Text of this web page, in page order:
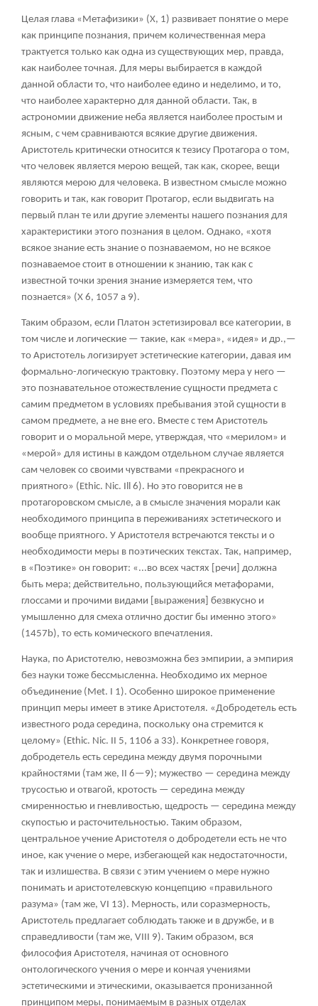
Целая глава «Метафизики» (X, 1) развивает понятие о мере
как принципе познания, причем количественная мера
трактуется только как одна из существующих мер, правда,
как наиболее точная. Для меры выбирается в каждой
данной области то, что наиболее едино и неделимо, и то,
что наиболее характерно для данной области. Так, в
астрономии движение неба является наиболее простым и
ясным, с чем сравниваются всякие другие движения.
Аристотель критически относится к тезису Протагора о том,
что человек является мерою вещей, так как, скорее, вещи
являются мерою для человека. В известном смысле можно
говорить и так, как говорит Протагор, если выдвигать на
первый план те или другие элементы нашего познания для
характеристики этого познания в целом. Однако, «хотя
всякое знание есть знание о познаваемом, но не всякое
познаваемое стоит в отношении к знанию, так как с
известной точки зрения знание измеряется тем, что
познается» (X 6, 1057 а 9).
Таким образом, если Платон эстетизировал все категории, в
том числе и логические — такие, как «мера», «идея» и др.,—
то Аристотель логизирует эстетические категории, давая им
формально-логическую трактовку. Поэтому мера у него —
это познавательное отожествление сущности предмета с
самим предметом в условиях пребывания этой сущности в
самом предмете, а не вне его. Вместе с тем Аристотель
говорит и о моральной мере, утверждая, что «мерилом» и
«мерой» для истины в каждом отдельном случае является
сам человек со своими чувствами «прекрасного и
приятного» (Ethic. Nic. Ill 6). Но это говорится не в
протагоровском смысле, а в смысле значения морали как
необходимого принципа в переживаниях эстетического и
вообще приятного. У Аристотеля встречаются тексты и о
необходимости меры в поэтических текстах. Так, например,
в «Поэтике» он говорит: «...во всех частях [речи] должна
быть мера; действительно, пользующийся метафорами,
глоссами и прочими видами [выражения] безвкусно и
умышленно для смеха отлично достиг бы именно этого»
(1457b), то есть комического впечатления.
Наука, по Аристотелю, невозможна без эмпирии, а эмпирия
без науки тоже бессмысленна. Необходимо их мерное
объединение (Met. I 1). Особенно широкое применение
принцип меры имеет в этике Аристотеля. «Добродетель есть
известного рода середина, поскольку она стремится к
целому» (Ethic. Nic. II 5, 1106 а 33). Конкретнее говоря,
добродетель есть середина между двумя порочными
крайностями (там же, II 6—9); мужество — середина между
трусостью и отвагой, кротость — середина между
смиренностью и гневливостью, щедрость — середина между
скупостью и расточительностью. Таким образом,
центральное учение Аристотеля о добродетели есть не что
иное, как учение о мере, избегающей как недостаточности,
так и излишества. В связи с этим учением о мере нужно
понимать и аристотелевскую концепцию «правильного
разума» (там же, VI 13). Мерность, или соразмерность,
Аристотель предлагает соблюдать также и в дружбе, и в
справедливости (там же, VIII 9). Таким образом, вся
философия Аристотеля, начиная от основного
онтологического учения о мере и кончая учениями
эстетическими и этическими, оказывается пронизанной
принципом меры, понимаемым в разных отделах